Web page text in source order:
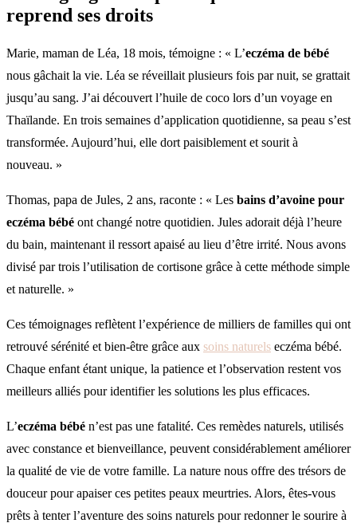
reprend ses droits
Marie, maman de Léa, 18 mois, témoigne : « L’eczéma de bébé
nous gâchait la vie. Léa se réveillait plusieurs fois par nuit, se grattait
jusqu’au sang. J’ai découvert l’huile de coco lors d’un voyage en
Thaïlande. En trois semaines d’application quotidienne, sa peau s’est
transformée. Aujourd’hui, elle dort paisiblement et sourit à
nouveau. »
Thomas, papa de Jules, 2 ans, raconte : « Les bains d’avoine pour
eczéma bébé ont changé notre quotidien. Jules adorait déjà l’heure
du bain, maintenant il ressort apaisé au lieu d’être irrité. Nous avons
divisé par trois l’utilisation de cortisone grâce à cette méthode simple
et naturelle. »
Ces témoignages reflètent l’expérience de milliers de familles qui ont
retrouvé sérénité et bien-être grâce aux soins naturels eczéma bébé.
Chaque enfant étant unique, la patience et l’observation restent vos
meilleurs alliés pour identifier les solutions les plus efficaces.
L’eczéma bébé n’est pas une fatalité. Ces remèdes naturels, utilisés
avec constance et bienveillance, peuvent considérablement améliorer
la qualité de vie de votre famille. La nature nous offre des trésors de
douceur pour apaiser ces petites peaux meurtries. Alors, êtes-vous
prêts à tenter l’aventure des soins naturels pour redonner le sourire à